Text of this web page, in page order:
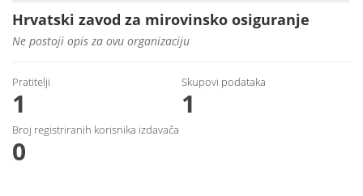
Hrvatski zavod za mirovinsko osiguranje
Ne postoji opis za ovu organizaciju
Pratitelji
1
Skupovi podаtаkа
1
Broj registriranih korisnika izdavača
0